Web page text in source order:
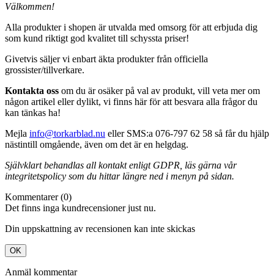
Välkommen!
Alla produkter i shopen är utvalda med omsorg för att erbjuda dig
som kund riktigt god kvalitet till schyssta priser!
Givetvis säljer vi enbart äkta produkter från officiella
grossister/tillverkare.
Kontakta oss om du är osäker på val av produkt, vill veta mer om
någon artikel eller dylikt, vi finns här för att besvara alla frågor du
kan tänkas ha!
Mejla info@torkarblad.nu eller SMS:a 076-797 62 58 så får du hjälp
nästintill omgående, även om det är en helgdag.
Självklart behandlas all kontakt enligt GDPR, läs gärna vår
integritetspolicy som du hittar längre ned i menyn på sidan.
Kommentarer (0)
Det finns inga kundrecensioner just nu.
Din uppskattning av recensionen kan inte skickas
OK
Anmäl kommentar